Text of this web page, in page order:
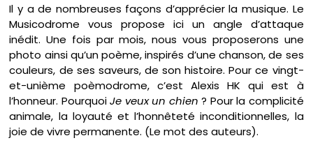
Il y a de nombreuses façons d’apprécier la musique. Le
Musicodrome vous propose ici un angle d’attaque
inédit. Une fois par mois, nous vous proposerons une
photo ainsi qu’un poème, inspirés d’une chanson, de ses
couleurs, de ses saveurs, de son histoire. Pour ce vingt-
et-unième poèmodrome, c’est Alexis HK qui est à
l’honneur. PourquoiJe veux un chien ? Pour la complicité
animale, la loyauté et l’honnêteté inconditionnelles, la
joie de vivre permanente. (Le mot des auteurs).